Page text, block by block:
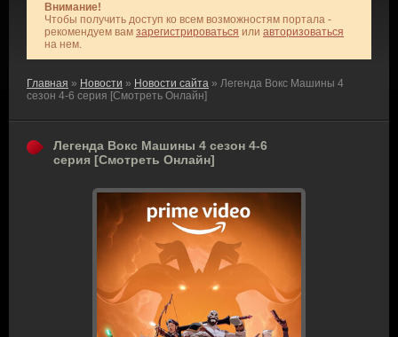
Внимание!
Чтобы получить доступ ко всем возможностям портала -
рекомендуем вам зарегистрироваться или авторизоваться
на нем.
Главная » Новости » Новости сайта » Легенда Вокс Машины 4
сезон 4-6 серия [Смотреть Онлайн]
Легенда Вокс Машины 4 сезон 4-6
серия [Смотреть Онлайн]